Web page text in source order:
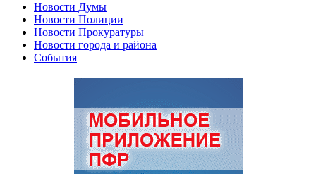
Новости Думы
Новости Полиции
Новости Прокуратуры
Новости города и района
События